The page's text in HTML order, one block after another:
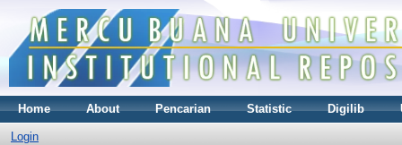
Home About Pencarian Statistic Digilib
Login